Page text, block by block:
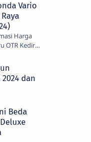
Vario
Harga
OTR Kediri
Brosis
(AH…
dan
Beda